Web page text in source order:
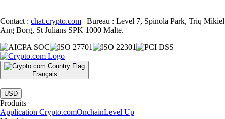
Contact : chat.crypto.com | Bureau : Level 7, Spinola Park, Triq Mikiel
Ang Borg, St Julians SPK 1000 Malte.
Français
|
USD
Produits
Application Crypto.comOnchainLevel Up